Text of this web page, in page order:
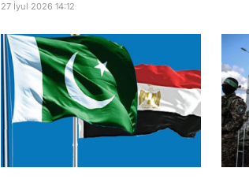
27 İyul 2026 14:12